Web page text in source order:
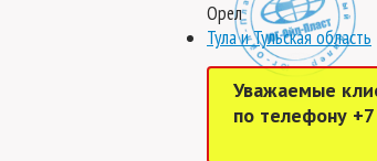
Орел
Тула и Тульская область
Уважаемые
по телефону